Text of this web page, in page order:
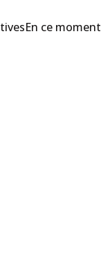
En ce moment